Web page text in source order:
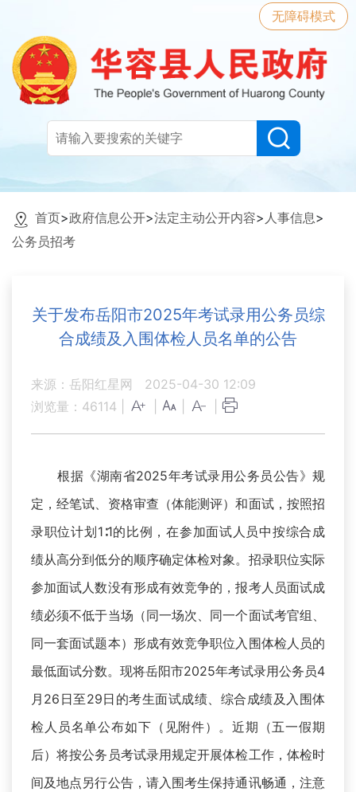
无障碍模式
首页>政府信息公开>法定主动公开内容> 人事信息>
公务员招考
关于发布岳阳市2025年考试录用公务员综
合成绩及入围体检人员名单的公告
来源：岳阳红星网
2025-04-30 12:09
浏览量： 46114
根据《湖南省2025年考试录用公务员公告》规
定，经笔试、资格审查（体能测评）和面试，按照招
录职位计划1∶1的比例，在参加面试人员中按综合成
绩从高分到低分的顺序确定体检对象。招录职位实际
参加面试人数没有形成有效竞争的，报考人员面试成
绩必须不低于当场（同一场次、同一个面试考官组、
同一套面试题本）形成有效竞争职位入围体检人员的
最低面试分数。现将岳阳市2025年考试录用公务员4
月26日至29日的考生面试成绩、综合成绩及入围体
检人员名单公布如下（见附件）。近期（五一假期
后）将按公务员考试录用规定开展体检工作，体检时
间及地点另行公告，请入围考生保持通讯畅通，注意